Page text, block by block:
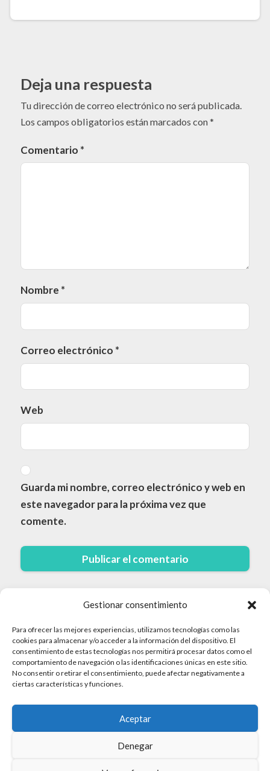
Gestionar consentimiento
Para ofrecer las mejores experiencias, utilizamos tecnologías como las
cookies para almacenar y/o acceder a la información del dispositivo. El
consentimiento de estas tecnologías nos permitirá procesar datos como el
comportamiento de navegación o las identificaciones únicas en este sitio.
No consentir o retirar el consentimiento, puede afectar negativamente a
ciertas características y funciones.
Aceptar
Denegar
Deja una respuesta
Tu dirección de correo electrónico no será publicada.
Los campos obligatorios están marcados con*
Comentario *
Nombre *
Correo electrónico *
Web
Guarda mi nombre, correo electrónico y web en
este navegador para la próxima vez que
comente.
© 2026 Cruceros · Todos los derechos reservados
Aviso Legal
Mapa del sitio